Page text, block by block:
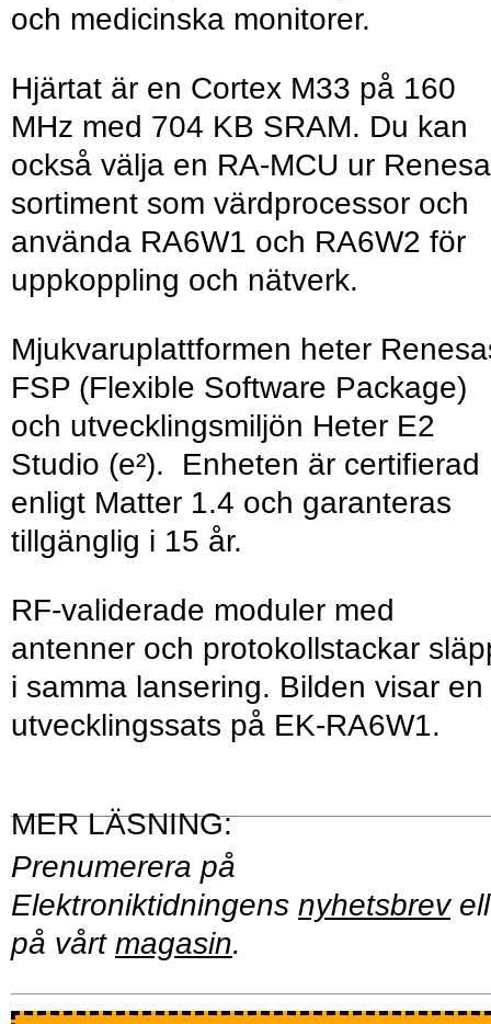
och medicinska monitorer.
Hjärtat är en Cortex M33 på 160
MHz med 704 KB SRAM. Du kan
också välja en RA-MCU ur
sortiment som värdprocessor och
använda RA6W1 och RA6W2 för
uppkoppling och nätverk.
Mjukvaruplattformen heter
FSP (Flexible Software Package)
och utvecklingsmiljön Heter E2
Studio (e²). Enheten är certifierad
enligt Matter 1.4 och garanteras
tillgänglig i 15 år.
RF-validerade moduler med
antenner och protokollstackar
i samma lansering. Bilden visar en
utvecklingssats på EK-RA6W1.
Prenumerera på
Elektroniktidningens nyhetsbrev
på vårt magasin.